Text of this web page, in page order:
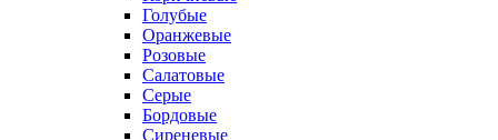
Голубые
Оранжевые
Розовые
Салатовые
Серые
Бордовые
Сиреневые